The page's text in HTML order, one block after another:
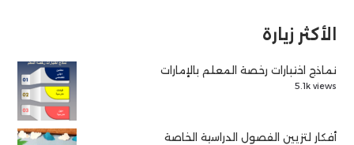
الأكثر زيارة
نماذج اختبارات رخصة المعلم بالإمارات
5.1k views
أفكار لتزيين الفصول الدراسية الخاصة